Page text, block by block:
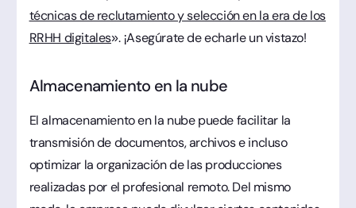
técnicas de reclutamiento y selección en la era de los
RRHH digitales». ¡Asegúrate de echarle un vistazo!
Almacenamiento en la nube
El almacenamiento en la nube puede facilitar la
transmisión de documentos, archivos e incluso
optimizar la organización de las producciones
realizadas por el profesional remoto. Del mismo